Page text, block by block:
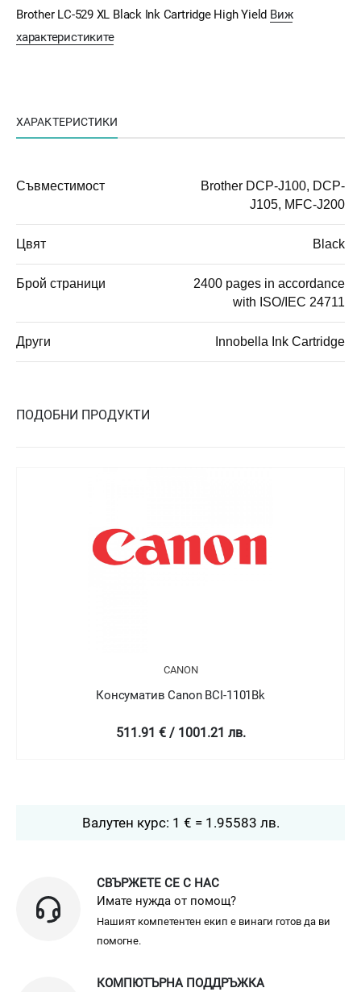
Brother LC-529 XL Black Ink Cartridge High Yield Виж
характеристиките
ХАРАКТЕРИСТИКИ
Съвместимост
Brother DCP-J100, DCP-
J105, MFC-J200
Цвят Black
Брой страници
2400 pages in accordance
with ISO/IEC 24711
Други Innobella Ink Cartridge
ПОДОБНИ ПРОДУКТИ
CANON
Консуматив Canon BCI-1101Bk
511.91 € / 1001.21 лв.
Валутен курс: 1 € = 1.95583 лв.
СВЪРЖЕТЕ СЕ С НАС
Имате нужда от помощ?
Нашият компетентен екип е винаги готов да ви
помогне.
КОМПЮТЪРНА ПОДДРЪЖКА